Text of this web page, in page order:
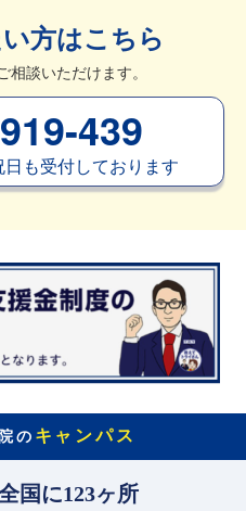
方はこちら
相談いただけます。
439
日も受付しております
の キャンパス
国に123ヶ所